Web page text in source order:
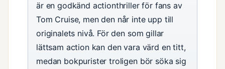
är en godkänd actionthriller för fans av
Tom Cruise, men den når inte upp till
originalets nivå. För den som gillar
lättsam action kan den vara värd en titt,
medan bokpurister troligen bör söka sig